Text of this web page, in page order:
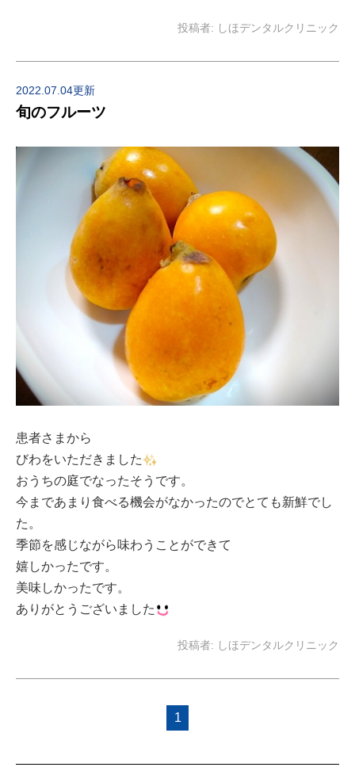
投稿者: しほデンタルクリニック
2022.07.04更新
旬のフルーツ
患者さまから
びわをいただきました
おうちの庭でなったそうです。
今まであまり食べる機会がなかったのでとても新鮮でし
た。
季節を感じながら味わうことができて
嬉しかったです。
美味しかったです。
ありがとうございました
投稿者: しほデンタルクリニック
1